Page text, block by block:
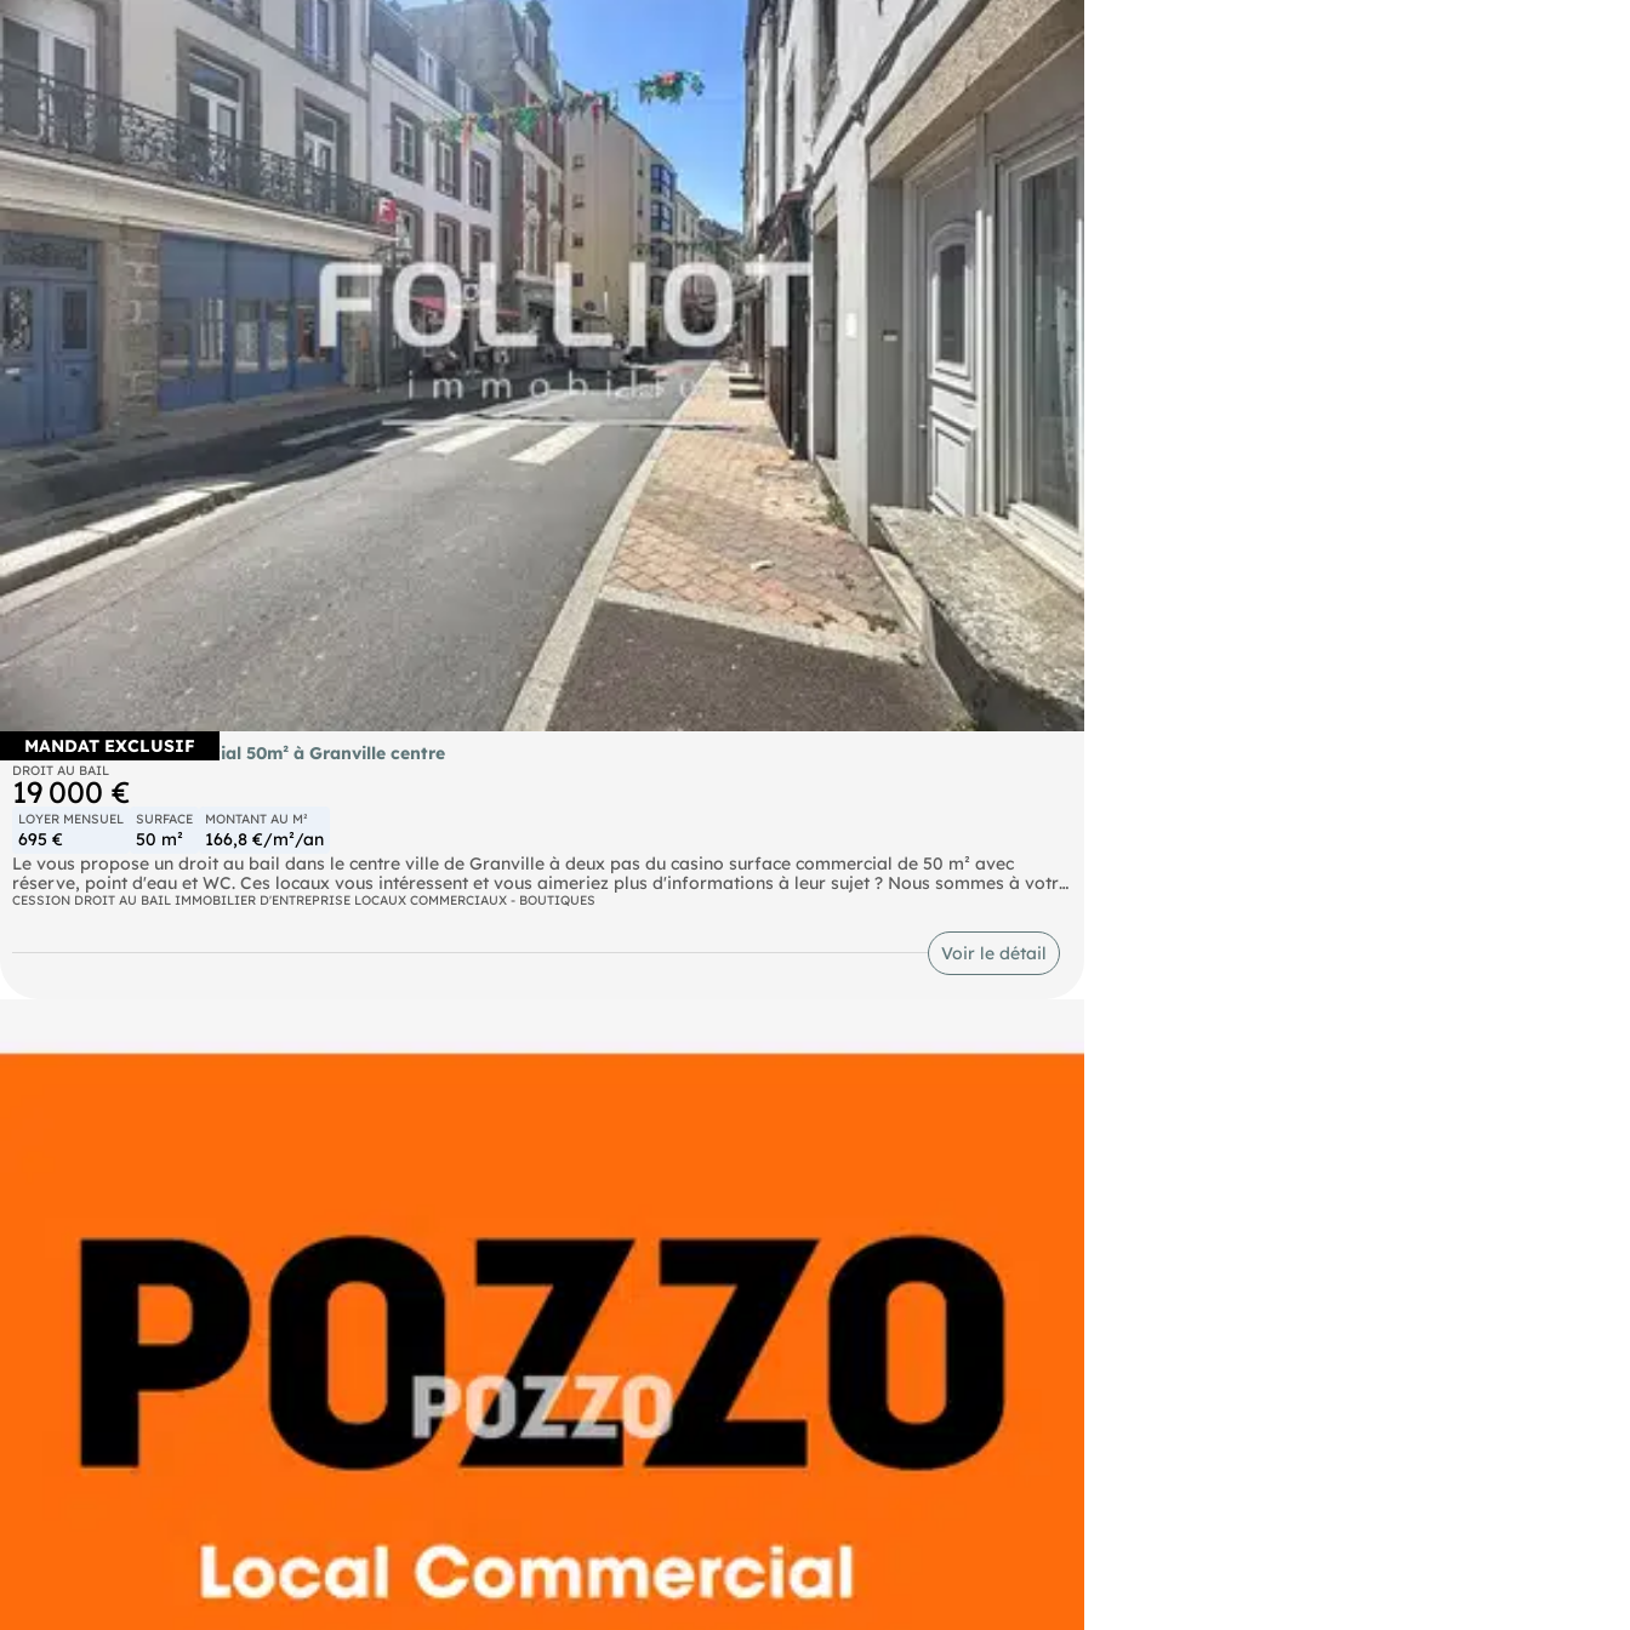
MANDAT EXCLUSIF
Cède bail local commercial 50m² à Granville centre
DROIT AU BAIL
19 000 €
LOYER MENSUEL
695 €
SURFACE
50 m²
MONTANT AU M²
166,8 €/m²/an
Le vous propose un droit au bail dans le centre ville de Granville à deux pas du casino surface commercial de 50 m² avec
réserve, point d'eau et WC. Ces locaux vous intéressent et vous aimeriez plus d'informations à leur sujet ? Nous sommes à votre
disposition pour mettre en place votre projet immobilier. ? Les informations sur les risques auxquels ce bien est exposé sont
CESSION DROIT AU BAIL IMMOBILIER D'ENTREPRISE LOCAUX COMMERCIAUX - BOUTIQUES
Voir le détail